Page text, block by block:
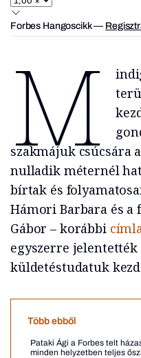
Forbes Hangoscikk—
M
szakmájuk csúcsára
nulladik méternél
bírtak és
Hámori Barbara és
Gábor – korábbi
egyszerre
küldetéstudatuk
Több ebből
Pataki Ági a Forbes telt
minden helyzetben teljes